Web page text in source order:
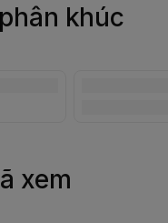
khúc
xem